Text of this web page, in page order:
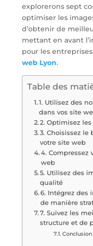
explorerons sept
optimiser les
d’obtenir de
mettant en avant
pour les
web Lyon.
Table des
1. Utilisez des
dans vos site
2. Optimisez
3. Choisissez le
votre site web
4. Compressez
web
5. Utilisez des
qualité
6. Intégrez des
de manière
7. Suivez les
structure et de